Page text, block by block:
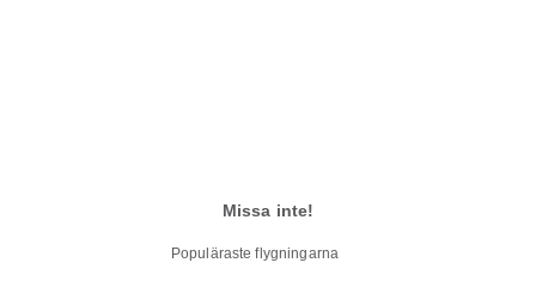
Missa inte!
Populäraste flygningarna